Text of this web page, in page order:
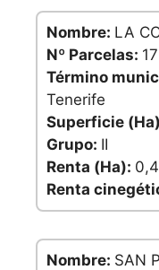
Nombre: LA
Nº Parcelas: 17
Término
Tenerife
Superficie
Grupo: II
Renta (Ha):
Renta
Nombre: SAN